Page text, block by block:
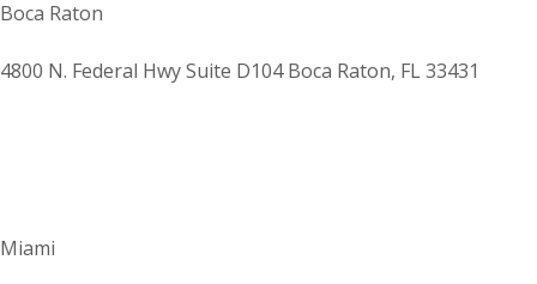
Boca Raton
4800 N. Federal Hwy Suite D104 Boca Raton, FL 33431
Miami